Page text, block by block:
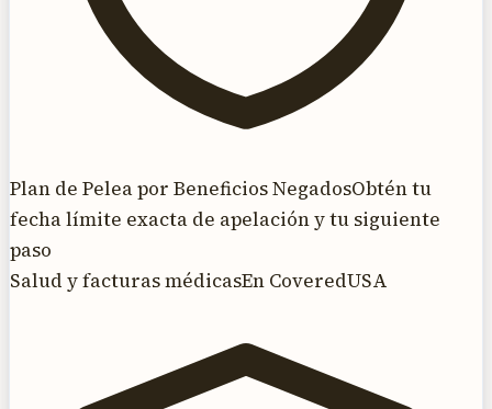
Plan de Pelea por Beneficios NegadosObtén tu
fecha límite exacta de apelación y tu siguiente
paso
Salud y facturas médicasEn CoveredUSA